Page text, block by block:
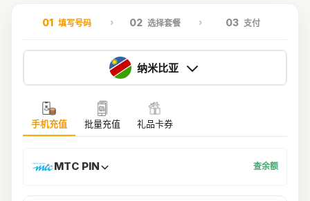
01 填写号码 02 选择套餐 03 支付
纳米比亚
手机充值 批量充值 礼品卡券
MTC PIN 查余额